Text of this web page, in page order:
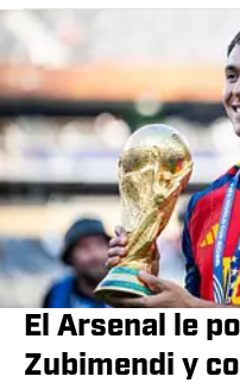
El Arsenal le
Zubimendi y